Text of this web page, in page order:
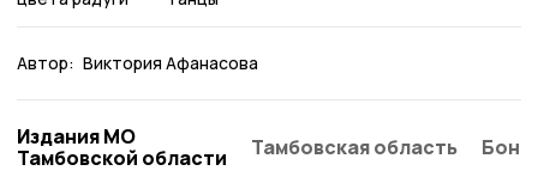
Автор: Виктория Афанасова
Издания МО
Тамбовской области
Тамбовская область